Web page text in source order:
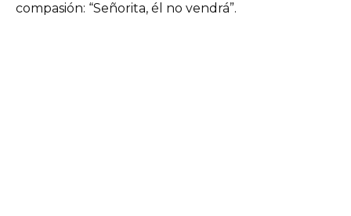
compasión: “Señorita, él no vendrá”.